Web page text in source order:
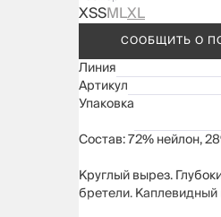
XSSMLXL
СООБЩИТЬ О
Линия
Артикул
Упаковка
Состав: 72% нейлон,
Круглый вырез.
бретели.